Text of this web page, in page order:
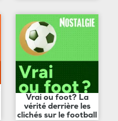
Vrai ou foot? La
vérité derrière les
clichés sur le football